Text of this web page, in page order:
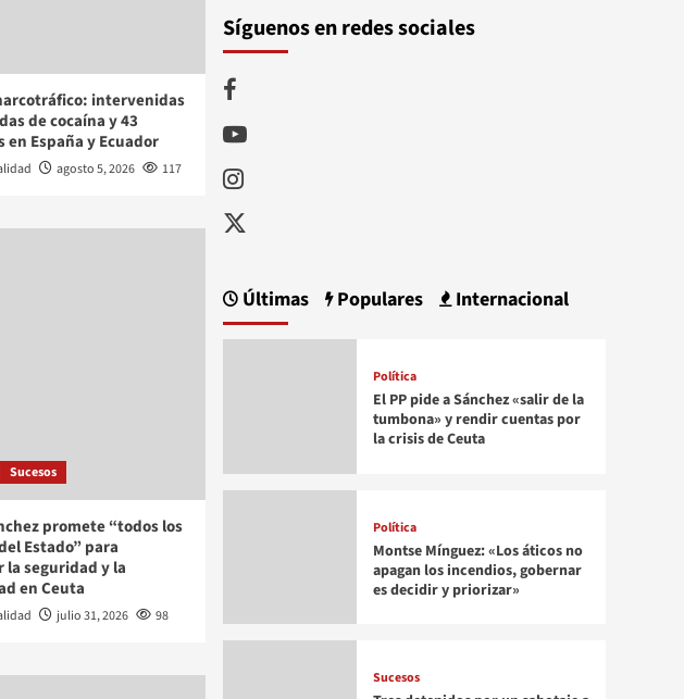
intervenidas
de cocaína y 43
en España y Ecuador
agosto 5, 2026 117
Sucesos
promete “todos los
Estado” para
la seguridad y la
en Ceuta
julio 31, 2026 98
Síguenos en redes sociales
Facebook
Youtube
Instagram
Twitter
Últimas Populares Internacional
Política
El PP pide a Sánchez «salir de la
tumbona» y rendir cuentas por
la crisis de Ceuta
Política
Montse Mínguez: «Los áticos no
apagan los incendios, gobernar
es decidir y priorizar»
Sucesos